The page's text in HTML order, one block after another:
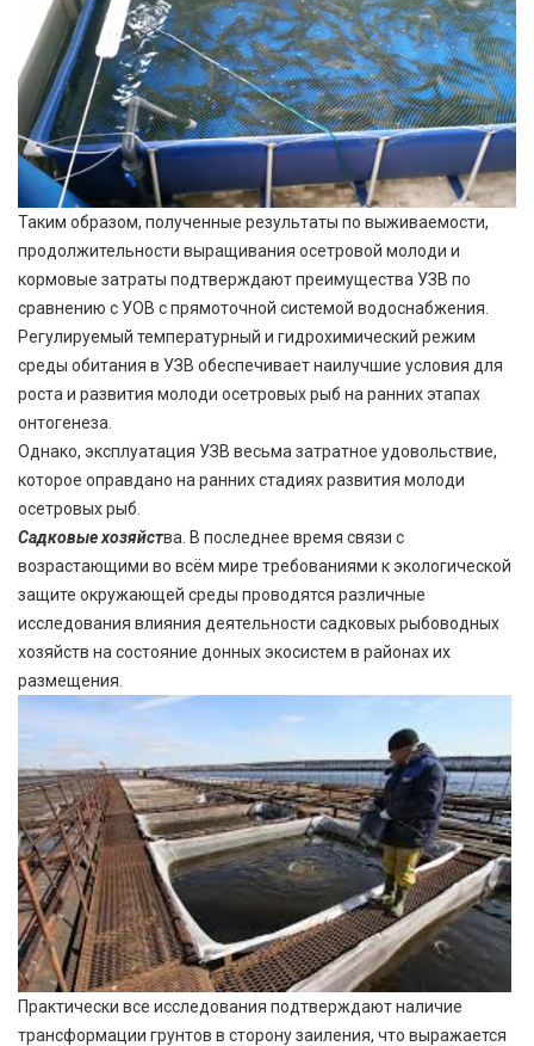
Таким образом, полученные результаты по выживаемости,
продолжительности выращивания осетровой молоди и
кормовые затраты подтверждают преимущества УЗВ по
сравнению с УОВ с прямоточной системой водоснабжения.
Регулируемый температурный и гидрохимический режим
среды обитания в УЗВ обеспечивает наилучшие условия для
роста и развития молоди осетровых рыб на ранних этапах
онтогенеза.
Однако, эксплуатация УЗВ весьма затратное удовольствие,
которое оправдано на ранних стадиях развития молоди
осетровых рыб.
Садковые хозяйства. В последнее время связи с
возрастающими во всём мире требованиями к экологической
защите окружающей среды проводятся различные
исследования влияния деятельности садковых рыбоводных
хозяйств на состояние донных экосистем в районах их
размещения.
Практически все исследования подтверждают наличие
трансформации грунтов в сторону заиления, что выражается